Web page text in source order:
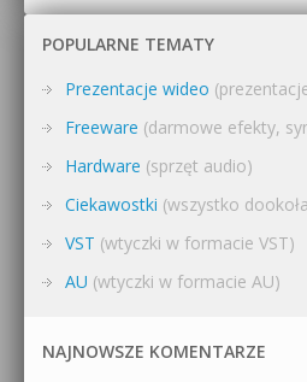
POPULARNE TEMATY
Prezentacje wideo
Freeware (darmowe efekty,
Hardware (sprzęt audio)
Ciekawostki (wszystko
VST (wtyczki w formacie VST)
AU (wtyczki w formacie AU)
NAJNOWSZE KOMENTARZE